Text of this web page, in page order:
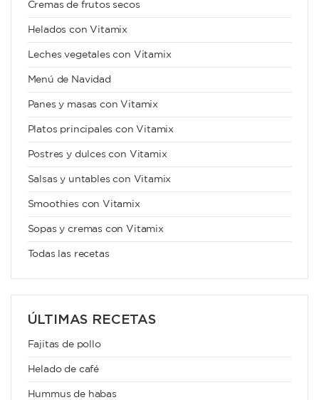
Cremas de frutos secos
Helados con Vitamix
Leches vegetales con Vitamix
Menú de Navidad
Panes y masas con Vitamix
Platos principales con Vitamix
Postres y dulces con Vitamix
Salsas y untables con Vitamix
Smoothies con Vitamix
Sopas y cremas con Vitamix
Todas las recetas
ÚLTIMAS RECETAS
Fajitas de pollo
Helado de café
Hummus de habas